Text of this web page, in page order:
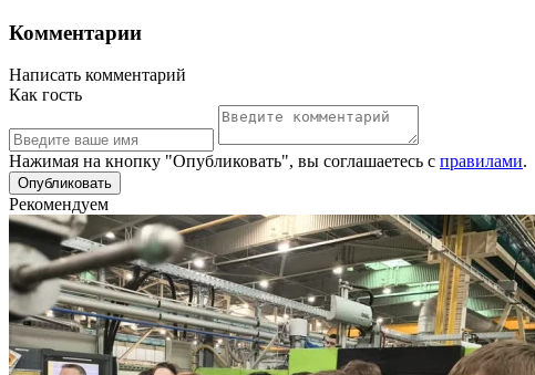
Комментарии
Написать комментарий
Как гость
Нажимая на кнопку "Опубликовать", вы соглашаетесь с правилами.
Рекомендуем